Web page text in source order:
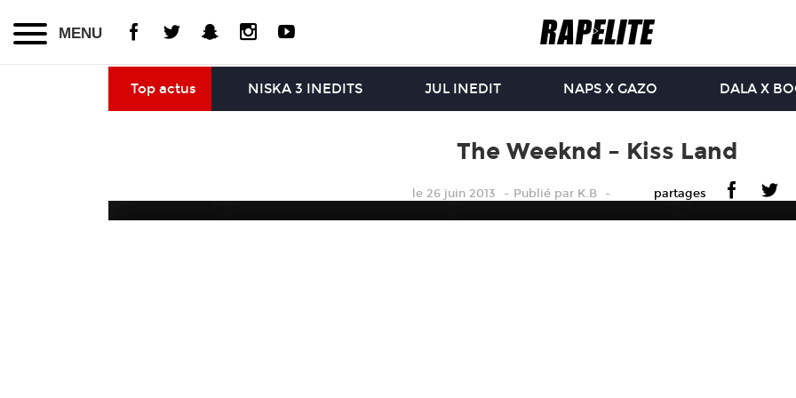
MENU
Top actus NISKA 3 INEDITS JUL INEDIT NAPS X GAZO DALA X
The Weeknd – Kiss Land
le 26 juin 2013 Publiépar K.B partages